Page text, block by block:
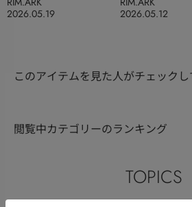
2026.05.19
2026.05.12
このアイテムを見た人がチェック
閲覧中カテゴリーのランキング
TOPICS